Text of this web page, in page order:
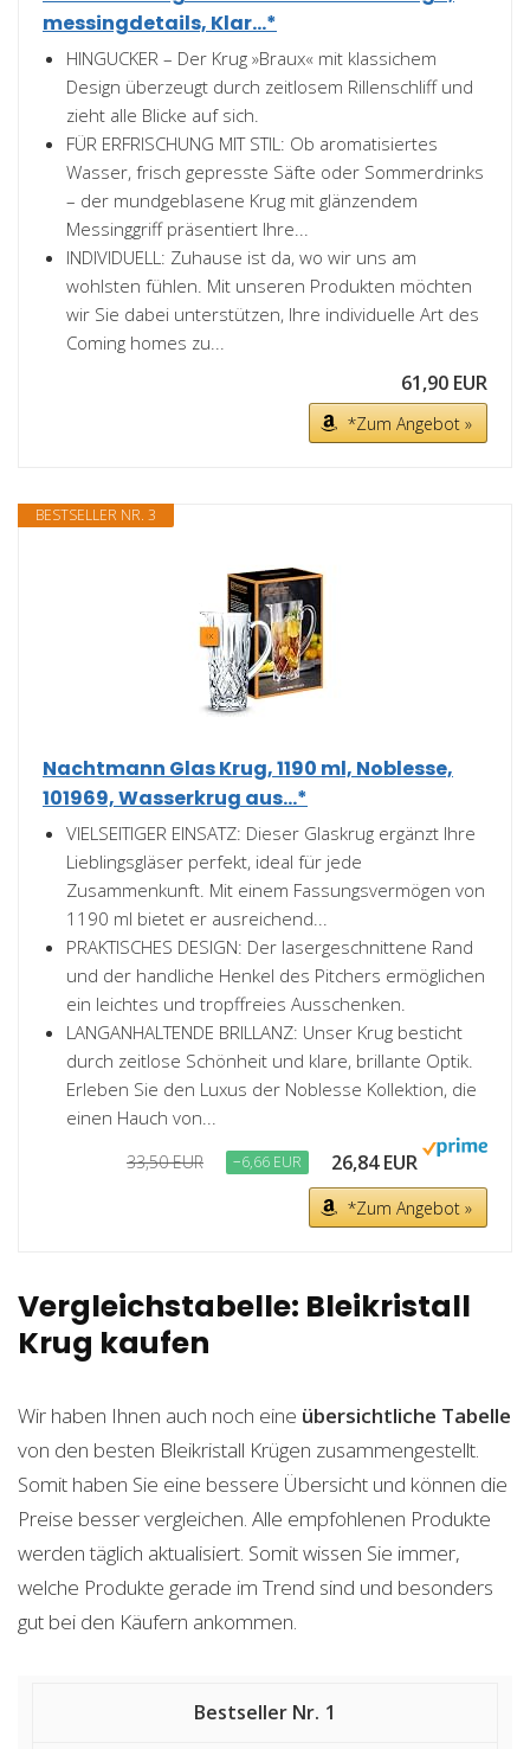
messingdetails, Klar...*
HINGUCKER – Der Krug »Braux« mit klassichem
Design überzeugt durch zeitlosem Rillenschliff und
zieht alle Blicke auf sich.
FÜR ERFRISCHUNG MIT STIL: Ob aromatisiertes
Wasser, frisch gepresste Säfte oder Sommerdrinks
– der mundgeblasene Krug mit glänzendem
Messinggriff präsentiert Ihre...
INDIVIDUELL: Zuhause ist da, wo wir uns am
wohlsten fühlen. Mit unseren Produkten möchten
wir Sie dabei unterstützen, Ihre individuelle Art des
Coming homes zu...
61,90 EUR
*Zum Angebot »
BESTSELLER NR. 3
Nachtmann Glas Krug, 1190 ml, Noblesse,
101969, Wasserkrug aus...*
VIELSEITIGER EINSATZ: Dieser Glaskrug ergänzt Ihre
Lieblingsgläser perfekt, ideal für jede
Zusammenkunft. Mit einem Fassungsvermögen von
1190 ml bietet er ausreichend...
PRAKTISCHES DESIGN: Der lasergeschnittene Rand
und der handliche Henkel des Pitchers ermöglichen
ein leichtes und tropffreies Ausschenken.
LANGANHALTENDE BRILLANZ: Unser Krug besticht
durch zeitlose Schönheit und klare, brillante Optik.
Erleben Sie den Luxus der Noblesse Kollektion, die
einen Hauch von...
33,50 EUR −6,66 EUR 26,84 EUR
*Zum Angebot »
Vergleichstabelle: Bleikristall
Krug kaufen
Wir haben Ihnen auch noch eine übersichtliche Tabelle
von den besten Bleikristall Krügen zusammengestellt.
Somit haben Sie eine bessere Übersicht und können die
Preise besser vergleichen. Alle empfohlenen Produkte
werden täglich aktualisiert. Somit wissen Sie immer,
welche Produkte gerade im Trend sind und besonders
gut bei den Käufern ankommen.
1